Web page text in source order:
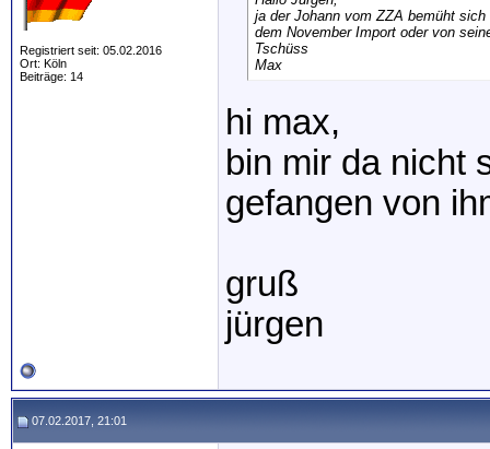
Registriert seit: 05.02.2016
Ort: Köln
Beiträge: 14
ja der Johann vom ZZA bemüht
dem November Import oder von
Tschüss
Max
hi max,
bin mir da nicht
gefangen von
gruß
jürgen
07.02.2017, 21:01